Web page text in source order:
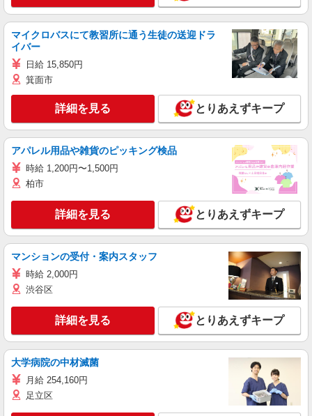
マイクロバスにて教習所に通う生徒の送迎ドラ
イバー
日給 15,850円
箕面市
詳細を見る とりあえずキープ
アパレル用品や雑貨のピッキング検品
時給 1,200円〜1,500円
柏市
詳細を見る とりあえずキープ
マンションの受付・案内スタッフ
時給 2,000円
渋谷区
詳細を見る とりあえずキープ
大学病院の中材滅菌
月給 254,160円
足立区